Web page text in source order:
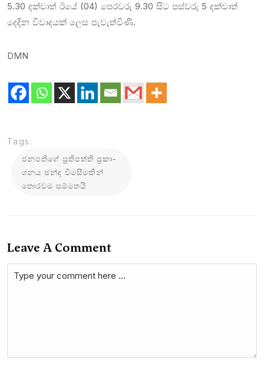
5.30 දක්වාත් ඊයේ (04) පෙර­වරු 9.30 සිට පස්වරු 5 දක්වාත්
දෙදින විවා­ද­යක් ලෙස පැවැ­ත්විණි.
DMN
Tags:
ජන­ප­තිගේ ප්‍රති­පත්ති ප්‍රකා­
ශ­නය ඡන්ද විම­සී­ම­කින්
තොර­වම සම්ම­තයි
Leave A Comment